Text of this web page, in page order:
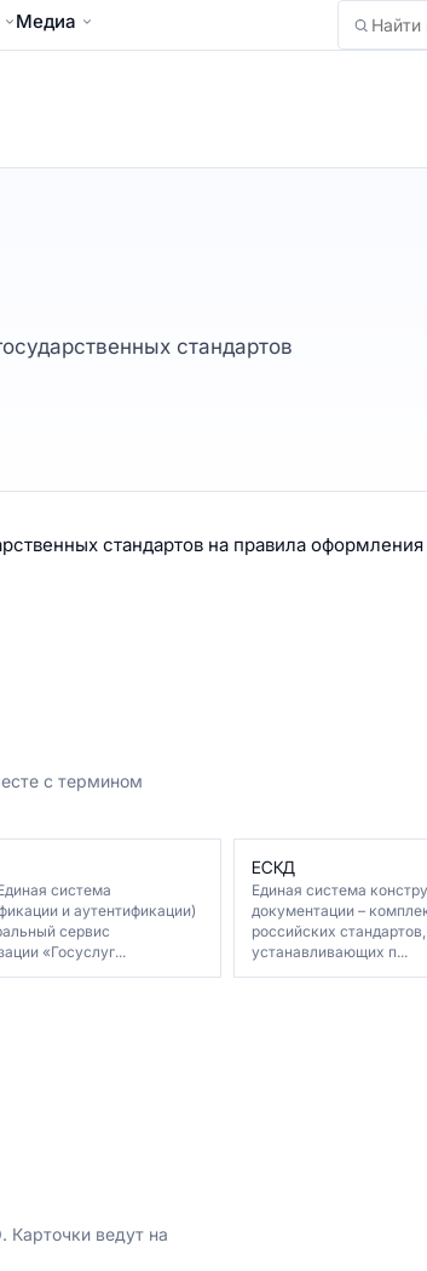
Медиа
Найти
стандартов
стандартов на правила оформления
с термином
система
и аутентификации)
сервис
«Госуслуг...
ЕСКД
Единая система
документации –
российских стандартов,
устанавливающих п...
Карточки ведут на